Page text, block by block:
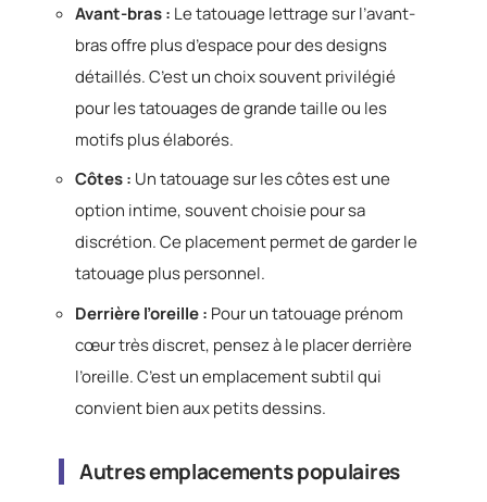
Avant-bras : Le tatouage lettrage sur l’avant-
bras offre plus d’espace pour des designs
détaillés. C’est un choix souvent privilégié
pour les tatouages de grande taille ou les
motifs plus élaborés.
Côtes : Un tatouage sur les côtes est une
option intime, souvent choisie pour sa
discrétion. Ce placement permet de garder le
tatouage plus personnel.
Derrière l’oreille : Pour un tatouage prénom
cœur très discret, pensez à le placer derrière
l’oreille. C’est un emplacement subtil qui
convient bien aux petits dessins.
Autres emplacements populaires